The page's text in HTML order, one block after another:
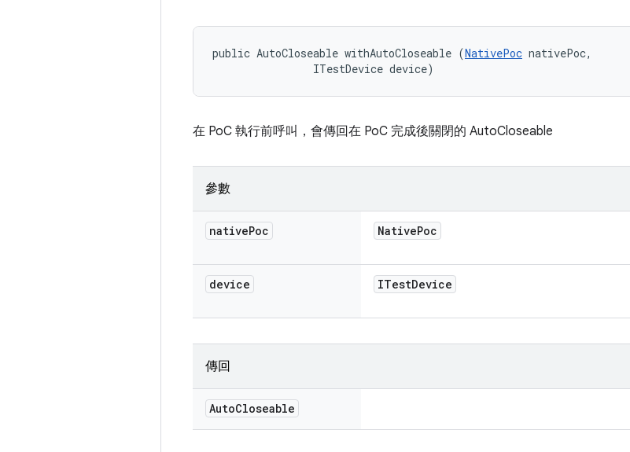
public AutoCloseable withAutoCloseable (NativePoc nativePoc,
                ITestDevice device)
在 PoC 執行前呼叫，會傳回在 PoC 完成後關閉的 AutoCloseable
參數
nativePoc NativePoc
device ITestDevice
傳回
AutoCloseable